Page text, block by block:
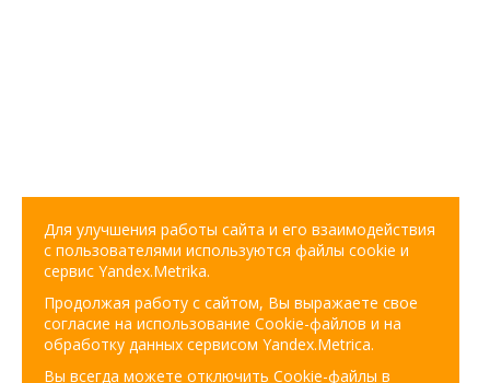
Для улучшения работы сайта и его взаимодействия
с пользователями используются файлы cookie и
сервис Yandex.Metrika.
Продолжая работу с сайтом, Вы выражаете свое
согласие на использование Cookie-файлов и на
обработку данных сервисом Yandex.Metrica.
Вы всегда можете отключить Cookie-файлы в